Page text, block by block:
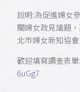
說明:為促進婦女
關婦女政見議題
北市婦女新知協
歡迎填寫調查表單:
6uGg7